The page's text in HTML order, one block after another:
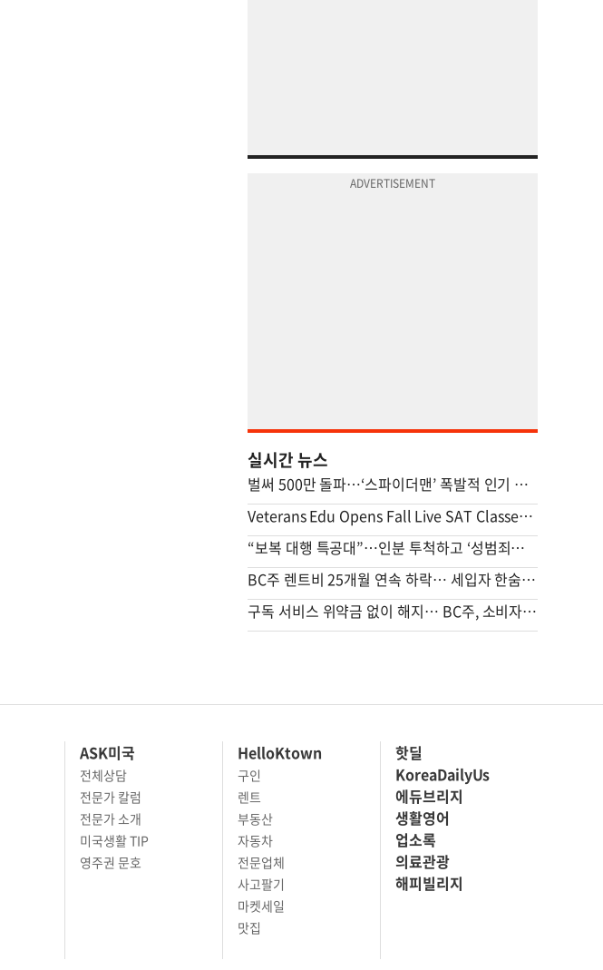
실시간 뉴스
벌써 500만 돌파…‘스파이더맨’ 폭발적 인기 이유
Veterans Edu Opens Fall Live SAT Classes in U.S. Weekend Hours
“보복 대행 특공대”…인분 투척하고 ‘성범죄자’ 전단지 뿌린 20대 결국
BC주 렌트비 25개월 연속 하락… 세입자 한숨 돌리나
구독 서비스 위약금 없이 해지… BC주, 소비자 보호 조치 가동
ASK미국
전체상담
전문가 칼럼
전문가 소개
미국생활 TIP
영주권 문호
HelloKtown
구인
렌트
부동산
자동차
전문업체
사고팔기
마켓세일
맛집
핫딜
KoreaDailyUs
에듀브리지
생활영어
업소록
의료관광
해피빌리지